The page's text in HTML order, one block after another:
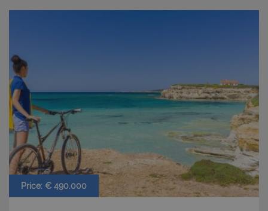
Price: € 490.000
www.latuacasainsardegna.com